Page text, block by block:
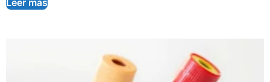
Leer más